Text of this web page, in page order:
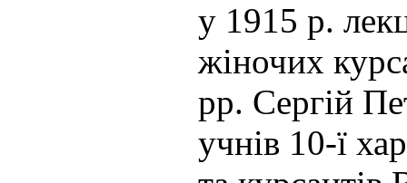
у 1915 р.
жіночих
рр. Сергій
учнів 10-ї